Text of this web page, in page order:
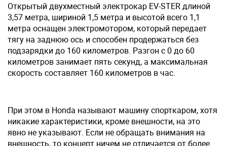
Открытый двухместный электрокар EV-STER длиной
3,57 метра, шириной 1,5 метра и высотой всего 1,1
метра оснащен электромотором, который передает
тягу на заднюю ось и способен продержаться без
подзарядки до 160 километров. Разгон с 0 до 60
километров занимает пять секунд, а максимальная
скорость составляет 160 километров в час.
При этом в Honda называют машину спорткаром, хотя
никакие характеристики, кроме внешности, на это
явно не указывают. Если не обращать внимания на
внешность, то концепт ничем не отличается от более